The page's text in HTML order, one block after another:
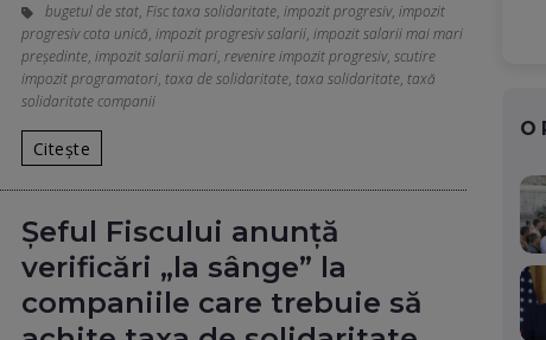
bugetul de stat, Fisc taxa solidaritate, impozit progresiv, impozit
progresiv cota unică, impozit progresiv salarii, impozit salarii mai mari
președinte, impozit salarii mari, revenire impozit progresiv, scutire
impozit programatori, taxa de solidaritate, taxa solidaritate, taxă
solidaritate companii
Citește
Șeful Fiscului anunță
verificări „la sânge” la
companiile care trebuie să